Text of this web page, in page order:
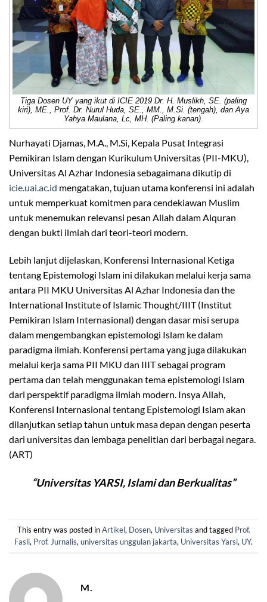
Tiga Dosen UY yang ikut di ICIE 2019 Dr. H. Muslikh, SE. (paling
kiri), ME., Prof. Dr. Nurul Huda, SE., MM., M.Si. (tengah), dan Aya
Yahya Maulana, Lc, MH. (Paling kanan).
Nurhayati Djamas, M.A., M.Si, Kepala Pusat Integrasi
Pemikiran Islam dengan Kurikulum Universitas (PII-MKU),
Universitas Al Azhar Indonesia sebagaimana dikutip di
icie.uai.ac.id mengatakan, tujuan utama konferensi ini adalah
untuk memperkuat komitmen para cendekiawan Muslim
untuk menemukan relevansi pesan Allah dalam Alquran
dengan bukti ilmiah dari teori-teori modern.
Lebih lanjut dijelaskan, Konferensi Internasional Ketiga
tentang Epistemologi Islam ini dilakukan melalui kerja sama
antara PII MKU Universitas Al Azhar Indonesia dan the
International Institute of Islamic Thought/IIIT (Institut
Pemikiran Islam Internasional) dengan dasar misi serupa
dalam mengembangkan epistemologi Islam ke dalam
paradigma ilmiah. Konferensi pertama yang juga dilakukan
melalui kerja sama PII MKU dan IIIT sebagai program
pertama dan telah menggunakan tema epistemologi Islam
dari perspektif paradigma ilmiah modern. Insya Allah,
Konferensi Internasional tentang Epistemologi Islam akan
dilanjutkan setiap tahun untuk masa depan dengan peserta
dari universitas dan lembaga penelitian dari berbagai negara.
(ART)
“Universitas YARSI, Islami dan Berkualitas”
This entry was posted inArtikel, Dosen, Universitas and tagged Prof.
Fasli, Prof. Jurnalis, universitas unggulan jakarta, Universitas Yarsi, UY.
M.